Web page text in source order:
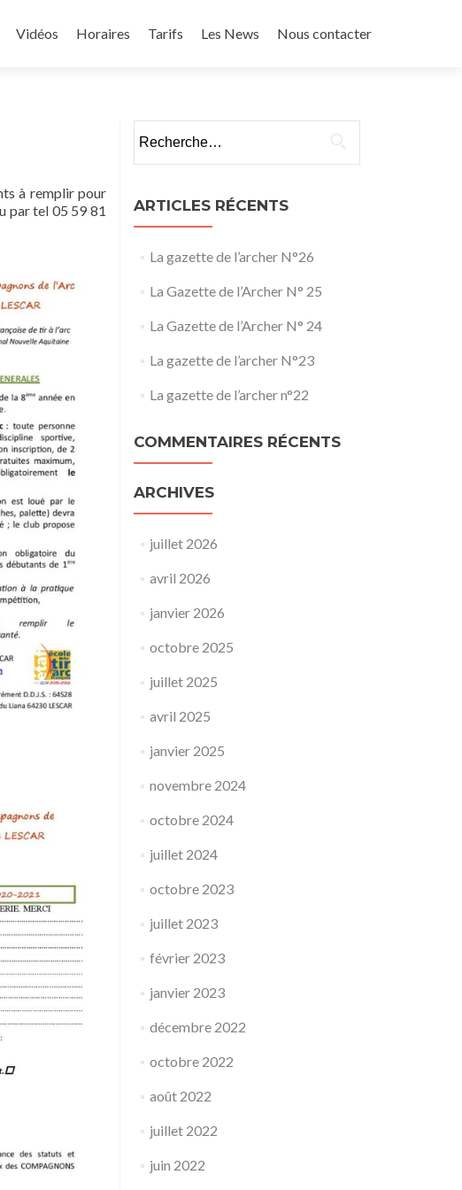
Vidéos Horaires Tarifs Les News Nous contacter
à remplir pour
par tel 05 59 81
ARTICLES RÉCENTS
La gazette de l’archer N°26
La Gazette de l’Archer N° 25
La Gazette de l’Archer N° 24
La gazette de l’archer N°23
La gazette de l’archer n°22
COMMENTAIRES RÉCENTS
ARCHIVES
juillet 2026
avril 2026
janvier 2026
octobre 2025
juillet 2025
avril 2025
janvier 2025
novembre 2024
octobre 2024
juillet 2024
octobre 2023
juillet 2023
février 2023
janvier 2023
décembre 2022
octobre 2022
août 2022
juillet 2022
juin 2022